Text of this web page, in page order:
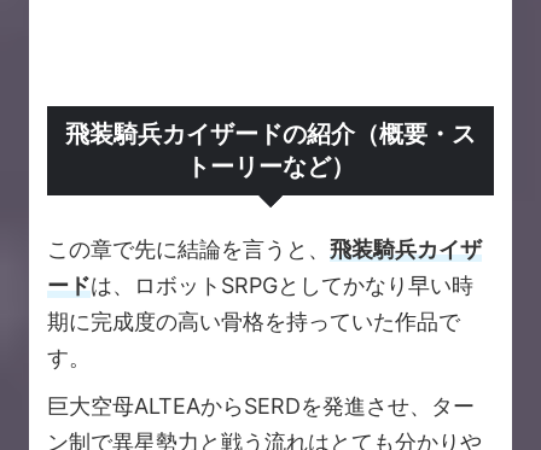
飛装騎兵カイザードの紹介（概要・ス
トーリーなど）
この章で先に結論を言うと、 飛装騎兵カイザ
ードは、ロボットSRPGとしてかなり早い時
期に完成度の高い骨格を持っていた作品で
す。
巨大空母ALTEAからSERDを発進させ、ター
ン制で異星勢力と戦う流れはとても分かりや